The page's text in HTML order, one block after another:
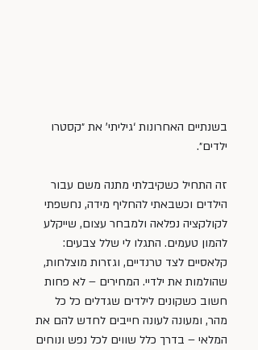
בשנתיים האחרונות ‘גיליתי’ את ״קסטרו
ילדים״.
זה התחיל כשקיבלתי מתנה משם עבור
הילדים וכשבאתי להחליף מידה, נחשפתי
לקולקציה נפלאה ולמבחר עצום, שייקלע
להמון טעמים. התגלו לי שלל צבעים:
קלאסיים לצד טרנדיים, וגזרות מוצלחות,
שהולמות את ילדיי. המחירים – לא פחות
חשוב כשקונים לילדים שגדלים כל כל
מהר, ומעונה לעונה חייבים לחדש להם את
המלאי – בדרך כלל שווים לכל נפש ונוחים